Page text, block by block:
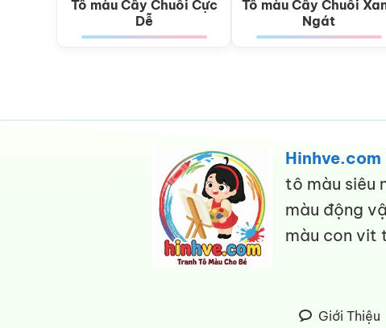
Tô màu Cây Chuối Cực
Dễ
Tô màu Cây Chuối
Ngát
Hinhve.com
tô màu siêu
màu động
màu con vit
Giới Thiệu